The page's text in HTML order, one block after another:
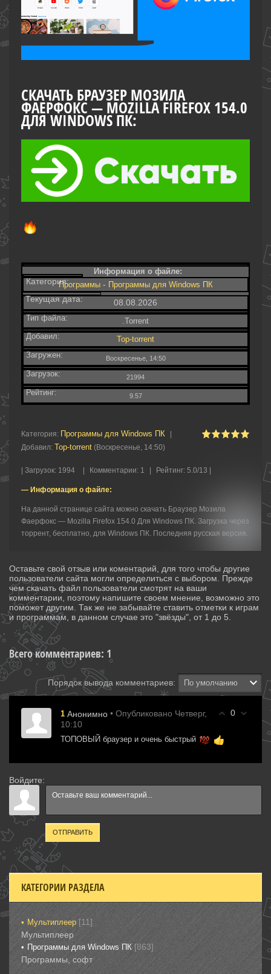
СКАЧАТЬ БРАУЗЕР МОЗИЛА
ФАЕРФОКС — MOZILLA FIREFOX 154.0
ДЛЯ WINDOWS ПК:
Информация о файле:
Категория:Программы- Программы для Windows ПК
Текущая дата: 08.08.2026
Тип файла:
.Torrent
Добавил:
Top-torrent
Загружен:
Воскресенье, 14:50
Загрузок: 21994
Рейтинг: 9.57
Категория: Программы для Windows ПК
Добавил: Top-torrent (Воскресенье, 14:50)
Загрузок: 1994 Комментарии: 1 Рейтинг: 5.0/13 |
— Информация о файле:
На данной странице сайта можно скачать Браузер Мозила
Фаерфокс — Mozilla Firefox 154.0 Для Windows ПК. Загрузка через
торрент, бесплатно, для Windows ПК. Последняя русская версия.
Оставьте свой отзыв или коментарий, для того чтобы другие
пользователи сайта могли определиться с выбором. Прежде
чем скачать файл пользователи смотрят на ваши
комментарии, поэтому напишите своем мнение, возможно это
поможет другим. Так же не забывайте ставить отметки к играм
и программам, в данном случае это "звёзды", от 1 до 5.
Всего комментариев: 1
Порядок вывода комментариев:
0
1 Анонимно • Опубликовано Четверг,
10:10
ТОПОВЫЙ браузер и очень быстрый
Войдите:
ОТПРАВИТЬ
КАТЕГОРИИ РАЗДЕЛА
Мультиплеер [11]
Мультиплеер
Программы для Windows ПК [863]
Программы, софт